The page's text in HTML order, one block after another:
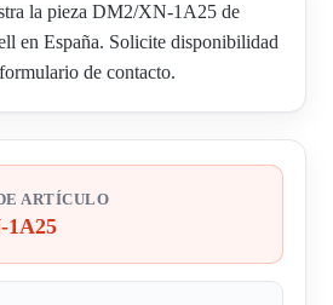
la pieza DM2/XN-1A25 de
en España. Solicite disponibilidad
de contacto.
ARTÍCULO
1A25